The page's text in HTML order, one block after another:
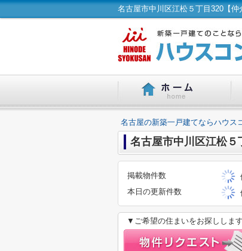
名古屋の新築一戸建てならハウス
名古屋市中川区江松
掲載物件数
本日の更新件数
▼ご希望の住まいをお探しします